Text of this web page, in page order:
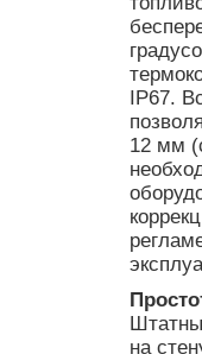
IP67.
12 мм
на